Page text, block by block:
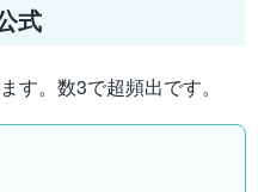
式
す。数3で超頻出です。